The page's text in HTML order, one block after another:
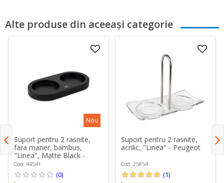
Alte produse din aceeași categorie
Nou
Suport pentru 2 rasnite,
fara maner, bambus,
"Linea", Matte Black -
Peugeot
Cod: 44541
(0)
Suport pentru 2 rasnite,
acrilic, "Linea" - Peugeot
Cod: 25854
(1)